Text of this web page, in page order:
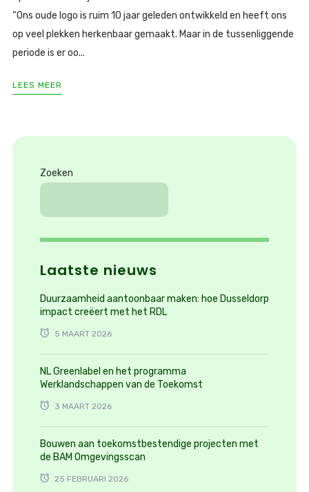
“Ons oude logo is ruim 10 jaar geleden ontwikkeld en heeft ons
op veel plekken herkenbaar gemaakt. Maar in de tussenliggende
periode is er oo...
LEES MEER
Zoeken
Laatste nieuws
Duurzaamheid aantoonbaar maken: hoe Dusseldorp
impact creëert met het RDL
5 MAART 2026
NL Greenlabel en het programma
Werklandschappen van de Toekomst
3 MAART 2026
Bouwen aan toekomstbestendige projecten met
de BAM Omgevingsscan
25 FEBRUARI 2026